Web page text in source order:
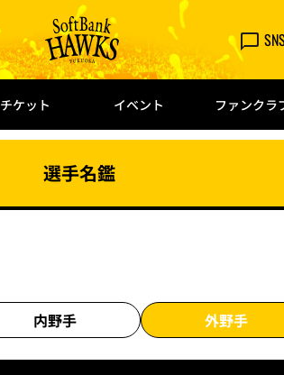
チケット イベント ファンクラ
選手名鑑
内野手 外野手